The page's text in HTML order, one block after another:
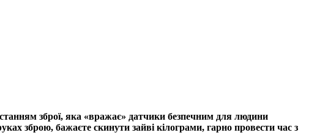
зброї, яка «вражає» датчики безпечним для людини
зброю, бажаєте скинути зайві кілограми, гарно провести час з